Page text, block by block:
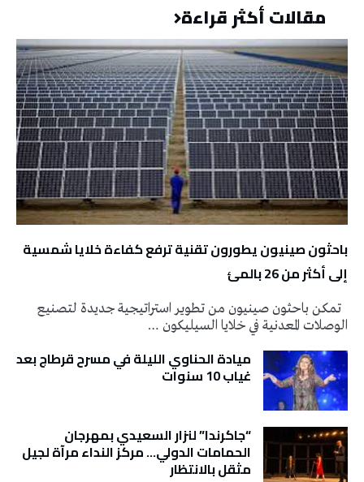
مقالات أكثر قراءة
باحثون صينيون يطورون تقنية ترفع كفاءة خلايا شمسية
إلى أكثر من 26 بالمئ
تمكن باحثون صينيون من تطوير استراتيجية جديدة لتصنيع
الوصلات المعدنية في خلايا السيليكون …
ميادة الحناوي الليلة في مسرح قرطاج بعد
غياب 10 سنوات
“جاكرندا” لنزار السعيدي بمهرجان
الحمامات الدولي… مركز النداء مرآة لجيل
مثقل بالانتظار